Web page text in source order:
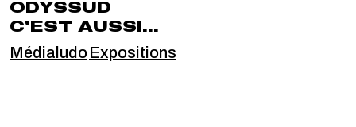
ODYSSUD
C'EST AUSSI...
MédialudoExpositions